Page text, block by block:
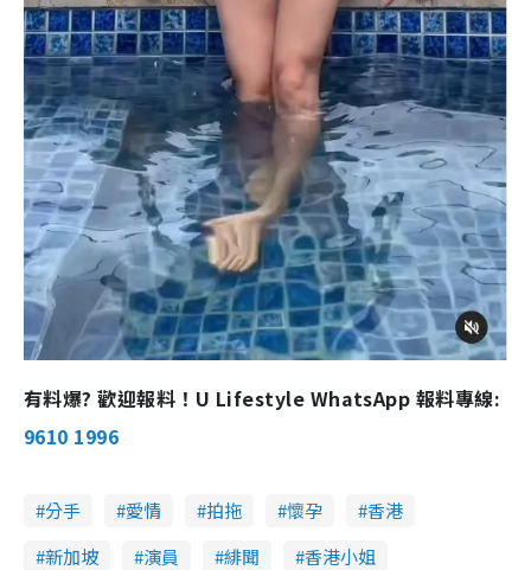
有料爆? 歡迎報料！U Lifestyle WhatsApp 報料專線:
9610 1996
分手 愛情 拍拖 懷孕
香港
新加坡
演員 緋聞
香港小姐